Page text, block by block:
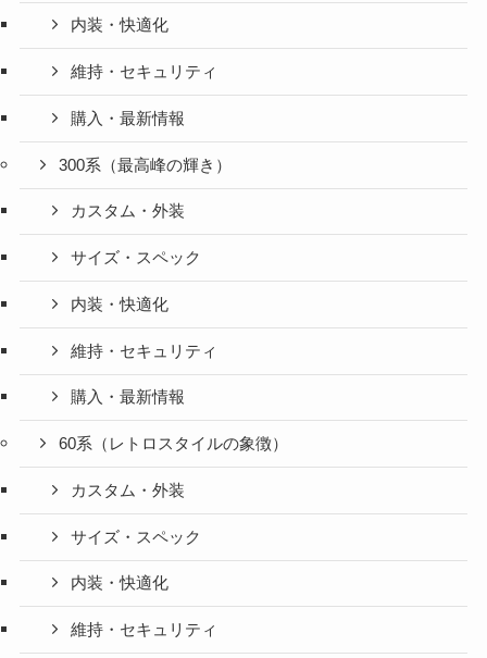
内装・快適化
維持・セキュリティ
購入・最新情報
300系（最高峰の輝き）
カスタム・外装
サイズ・スペック
内装・快適化
維持・セキュリティ
購入・最新情報
60系（レトロスタイルの象徴）
カスタム・外装
サイズ・スペック
内装・快適化
維持・セキュリティ